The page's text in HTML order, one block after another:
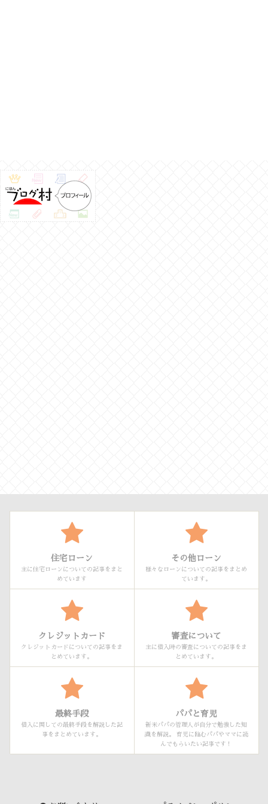
住宅ローン
主に住宅ローンについての記事をまと
めています
その他ローン
様々なローンについての記事をまとめ
ています。
クレジットカード
クレジットカードについての記事をま
とめています。
審査について
主に借入時の審査についての記事をま
とめています。
最終手段
借入に関しての最終手段を解説した記
事をまとめています。
パパと育児
新米パパの管理人が自分で勉強した知
識を解説。 育児に臨むパパやママに読
んでもらいたい記事です！